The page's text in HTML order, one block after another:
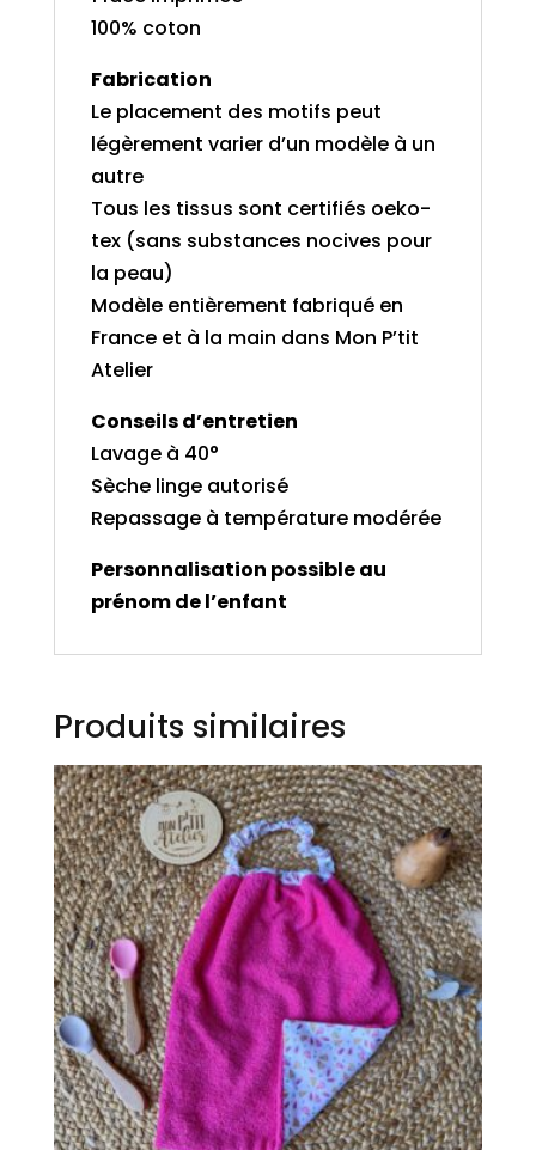
100% coton
Fabrication
Le placement des motifs peut
légèrement varier d’un modèle à un
autre
Tous les tissus sont certifiés oeko-
tex (sans substances nocives pour
la peau)
Modèle entièrement fabriqué en
France et à la main dans Mon P’tit
Atelier
Conseils d’entretien
Lavage à 40°
Sèche linge autorisé
Repassage à température modérée
Personnalisation possible au
prénom de l’enfant
Produits similaires